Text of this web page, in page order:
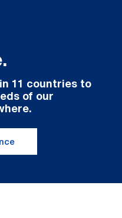
11 countries to
of our